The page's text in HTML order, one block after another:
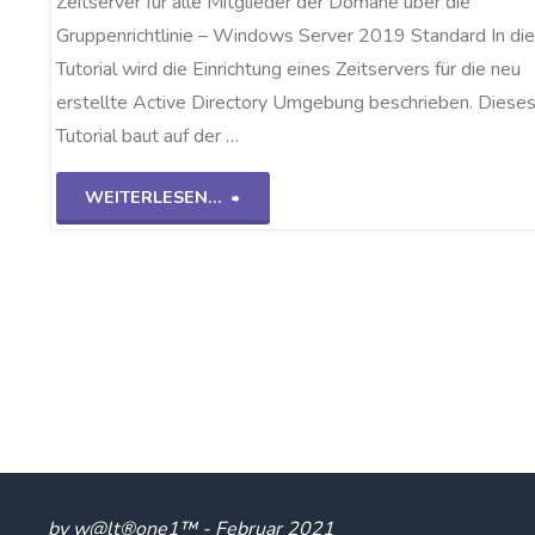
Gruppenrichtlinie – Windows Server 2019 Standard In
Tutorial wird die Einrichtung eines Zeitservers für die neu
erstellte Active Directory Umgebung beschrieben. Dieses
Tutorial baut auf der …
WEITERLESEN...
"GPO-
by w@lt®one1™ - Februar 2021